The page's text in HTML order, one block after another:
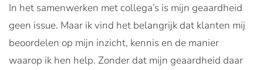
In het samenwerken met collega’s is mijn geaardheid
geen issue. Maar ik vind het belangrijk dat klanten mij
beoordelen op mijn inzicht, kennis en de manier
waarop ik hen help. Zonder dat mijn geaardheid daar